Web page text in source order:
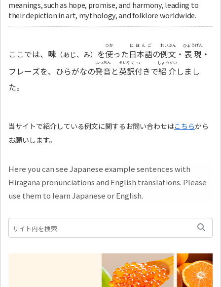
meanings, such as hope, promise, and harmony, leading to
their depiction in art, mythology, and folklore worldwide.
ここでは、 味 （あじ、み） を使
つか
った日本語
にほんご
の例文
れいぶん
・ 表現
ひょうげん
・
フレーズを、ひらがなの発音
はつおん
と英訳
えいやく
付
つ
きで紹介
しょうかい
しまし
た。
当サイトで紹介している例文に関するお問い合わせはこちらから
お願いします。
Here you can see Japanese example sentences with
Hiragana pronunciations and English translations. Please
use them to learn Japanese or English.